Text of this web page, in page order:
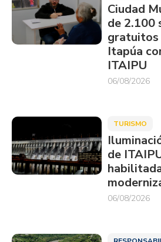
Ciudad
de 2.100
gratuitos
Itapúa
ITAIPU
06/08/2026
TURISMO
de
06/08/2026